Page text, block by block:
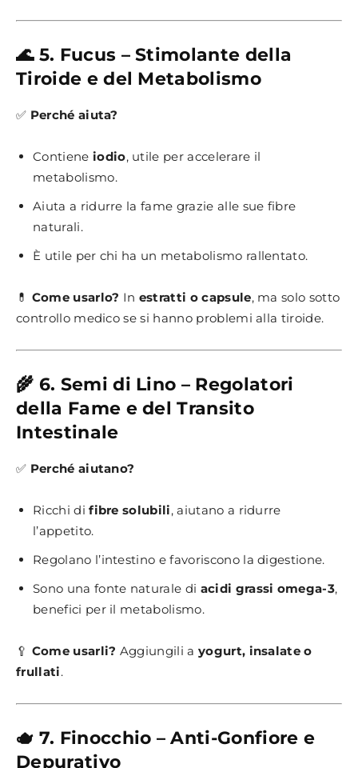
🌊 5. Fucus – Stimolante della
Tiroide e del Metabolismo
✅ Perché aiuta?
Contiene iodio, utile per accelerare il
metabolismo.
Aiuta a ridurre la fame grazie alle sue fibre
naturali.
È utile per chi ha un metabolismo rallentato.
💊 Come usarlo? In estratti o capsule, ma solo sotto
controllo medico se si hanno problemi alla tiroide.
🌾 6. Semi di Lino – Regolatori
della Fame e del Transito
Intestinale
✅ Perché aiutano?
Ricchi difibre solubili, aiutano a ridurre
l’appetito.
Regolano l’intestino e favoriscono la digestione.
Sono una fonte naturale di acidi grassi omega-3,
benefici per il metabolismo.
🥄 Come usarli? Aggiungili a yogurt, insalate o
frullati.
🫖 7. Finocchio – Anti-Gonfiore e
Depurativo